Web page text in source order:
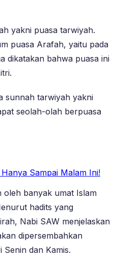
yakni puasa tarwiyah.
puasa Arafah, yaitu pada
dikatakan bahwa puasa ini
sunnah tarwiyah yakni
seolah-olah berpuasa
Sampai Malam Ini!
oleh banyak umat Islam
hadits yang
Nabi SAW menjelaskan
dipersembahkan
dan Kamis.